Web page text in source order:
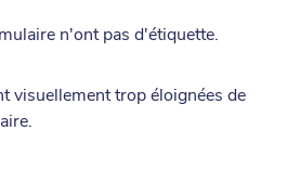
n'ont pas d'étiquette.
visuellement trop éloignées de